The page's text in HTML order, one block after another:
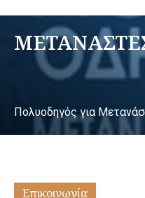
Πολυοδηγός για
Επικοινωνία